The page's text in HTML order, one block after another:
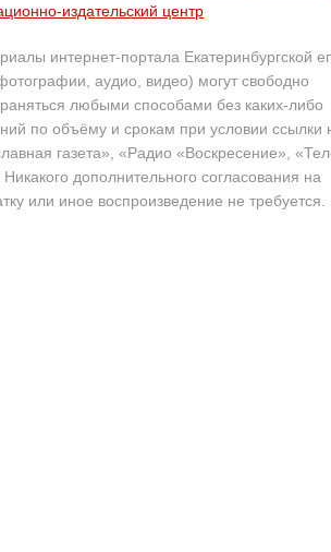
издательский центр
интернет-портала Екатеринбургской
аудио, видео) могут свободно
любыми способами без каких-либо
по объёму и срокам при условии ссылки
газета», «Радио «Воскресение»,
дополнительного согласования на
или иное воспроизведение не требуется.